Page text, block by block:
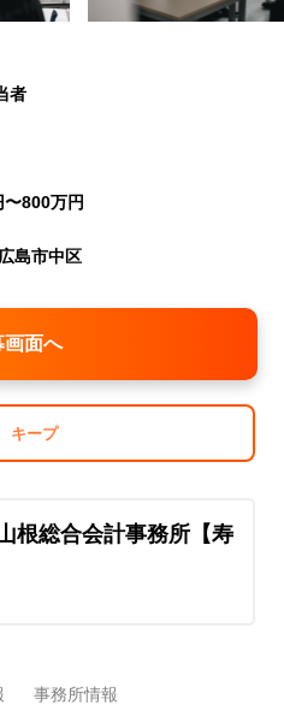
者
800万円
島市中区
画面へ
キープ
根総合会計事務所【寿
事務所情報